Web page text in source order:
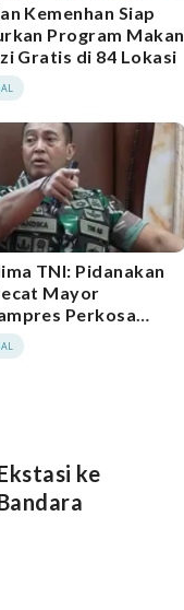
Kemenhan Siap
Program Makan
Gratis di 84 Lokasi
TNI: Pidanakan
Mayor
Perkosa
Kostrad
ke